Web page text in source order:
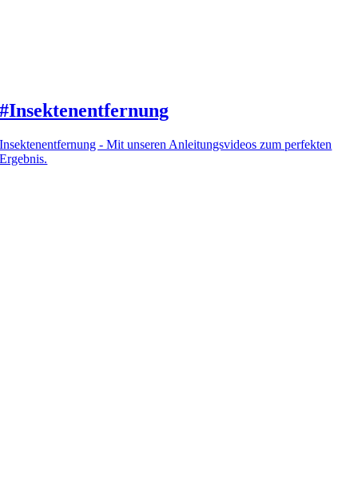
#Insektenentfernung
Insektenentfernung - Mit unseren Anleitungsvideos zum perfekten
Ergebnis.